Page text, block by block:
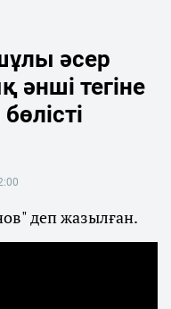
әсер
әнші тегіне
деп жазылған.